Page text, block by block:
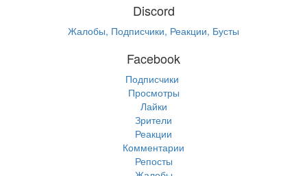
Discord
Жалобы, Подписчики, Реакции, Бусты
Facebook
Подписчики
Просмотры
Лайки
Зрители
Реакции
Комментарии
Репосты